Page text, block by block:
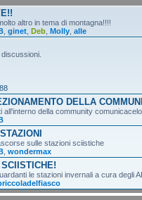
altro in tema di montagna!!!!
ginet Deb Molly alle
DELLA
della community
sulle stazioni sciistiche
wondermax
le stazioni invernali a cura degli